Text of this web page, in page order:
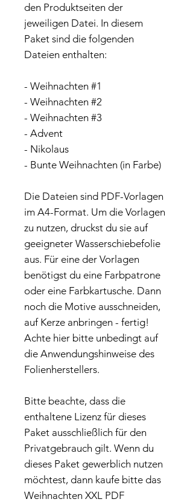
den Produktseiten der
jeweiligen Datei. In diesem
Paket sind die folgenden
Dateien enthalten:
- Weihnachten #1
- Weihnachten #2
- Weihnachten #3
- Advent
- Nikolaus
- Bunte Weihnachten (in Farbe)
Die Dateien sind PDF-Vorlagen
im A4-Format. Um die Vorlagen
zu nutzen, druckst du sie auf
geeigneter Wasserschiebefolie
aus. Für eine der Vorlagen
benötigst du eine Farbpatrone
oder eine Farbkartusche. Dann
noch die Motive ausschneiden,
auf Kerze anbringen - fertig!
Achte hier bitte unbedingt auf
die Anwendungshinweise des
Folienherstellers.
Bitte beachte, dass die
enthaltene Lizenz für dieses
Paket ausschließlich für den
Privatgebrauch gilt. Wenn du
dieses Paket gewerblich nutzen
möchtest, dann kaufe bitte das
Weihnachten XXL PDF